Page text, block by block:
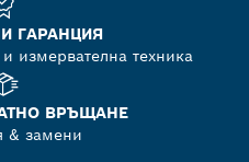
ГАРАНЦИЯ
измервателна техника
ВРЪЩАНЕ
& замени